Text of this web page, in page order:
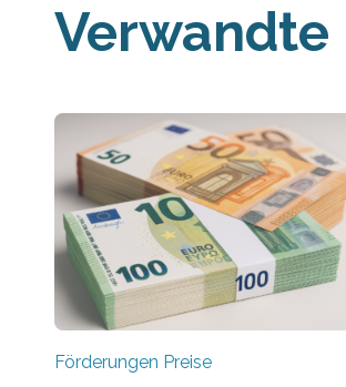
Verwandte
Förderungen Preise